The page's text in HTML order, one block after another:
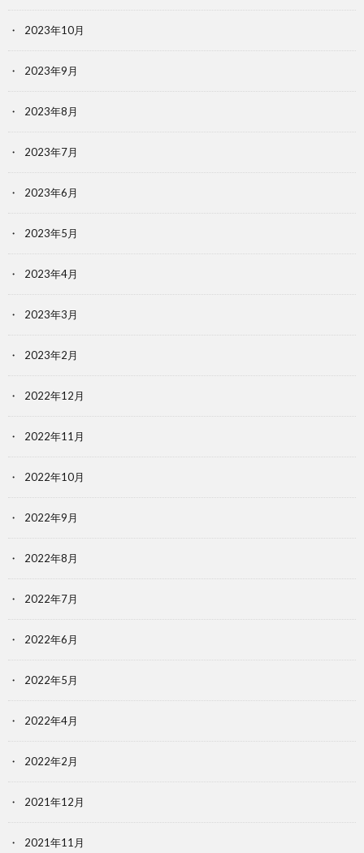
2023年10月
2023年9月
2023年8月
2023年7月
2023年6月
2023年5月
2023年4月
2023年3月
2023年2月
2022年12月
2022年11月
2022年10月
2022年9月
2022年8月
2022年7月
2022年6月
2022年5月
2022年4月
2022年2月
2021年12月
2021年11月